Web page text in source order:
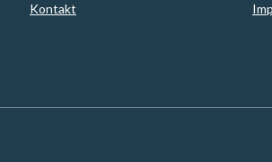
Kontakt